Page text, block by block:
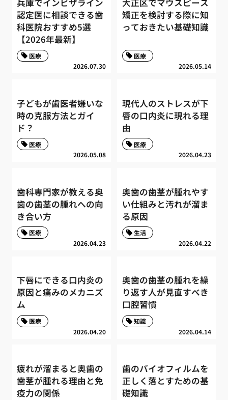
兵庫でインビザライン
認定医に相談できる歯
科医院おすすめ5選
【2026年最新】
2026.07.30
医療
大正区でマウスピース
矯正を検討する際に知
っておきたい基礎知識
2026.05.14
医療
子どもが歯医者嫌いな
時の克服方法とガイ
ド？
2026.05.08
医療
現代人のストレスが下
唇の口内炎に現れる理
由
2026.04.23
医療
歯科専門家が教える奥
歯の歯茎の腫れへの向
き合い方
2026.04.23
医療
奥歯の歯茎が腫れやす
い仕組みと汚れが溜ま
る原因
2026.04.22
生活
下唇にできる口内炎の
原因と痛みのメカニズ
ム
2026.04.20
医療
奥歯の歯茎の腫れを繰
り返す人が見直すべき
口腔習慣
2026.04.14
知識
疲れが溜まると奥歯の
歯茎が腫れる理由と免
疫力の関係
歯のバイオフィルムを
正しく落とすための基
礎知識